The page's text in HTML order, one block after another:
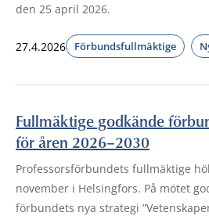
den 25 april 2026.
27.4.2026 Förbundsfullmäktige
Fullmäktige godkände
för åren 2026–2030
Professorsförbundets fullmäktige
november i Helsingfors. På mötet
förbundets nya strategi